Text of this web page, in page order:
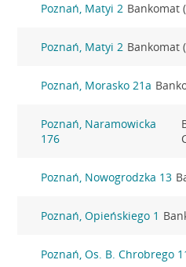
Poznań, Matyi 2 Bankomat
Poznań, Matyi 2 Bankomat
Poznań, Morasko 21a
Poznań, Naramowicka
176
Poznań, Nowogrodzka 13
Poznań, Opieńskiego 1
Poznań, Os. B. Chrobrego